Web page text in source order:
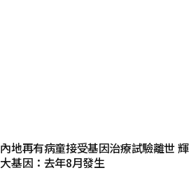
內地再有病童接受基因治療試驗離世 輝
大基因：去年8月發生